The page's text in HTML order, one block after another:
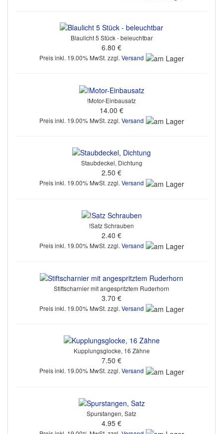
Blaulicht 5 Stück - beleuchtbar
6.80 €
Preis inkl. 19.00% MwSt. zzgl. Versand
!Motor-Einbausatz
14.00 €
Preis inkl. 19.00% MwSt. zzgl. Versand
Staubdeckel, Dichtung
2.50 €
Preis inkl. 19.00% MwSt. zzgl. Versand
!Satz Schrauben
2.40 €
Preis inkl. 19.00% MwSt. zzgl. Versand
Stiftscharnier mit angespritztem Ruderhorn
3.70 €
Preis inkl. 19.00% MwSt. zzgl. Versand
Kupplungsglocke, 16 Zähne
7.50 €
Preis inkl. 19.00% MwSt. zzgl. Versand
Spurstangen, Satz
4.95 €